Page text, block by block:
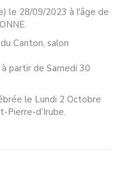
le 28/09/2023 à l'âge de
Canton, salon
partir de Samedi 30
le Lundi 2 Octobre
Pierre-d’Irube.